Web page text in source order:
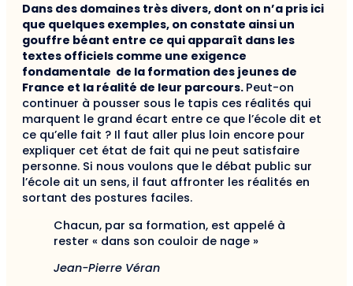
Dans des domaines très divers, dont on n’a pris ici
que quelques exemples, on constate ainsi un
gouffre béant entre ce qui apparaît dans les
textes officiels comme une exigence
fondamentale de la formation des jeunes de
France et la réalité de leur parcours. Peut-on
continuer à pousser sous le tapis ces réalités qui
marquent le grand écart entre ce que l’école dit et
ce qu’elle fait ? Il faut aller plus loin encore pour
expliquer cet état de fait qui ne peut satisfaire
personne. Si nous voulons que le débat public sur
l’école ait un sens, il faut affronter les réalités en
sortant des postures faciles.
Chacun, par sa formation, est appelé à
rester « dans son couloir de nage »
Jean-Pierre Véran